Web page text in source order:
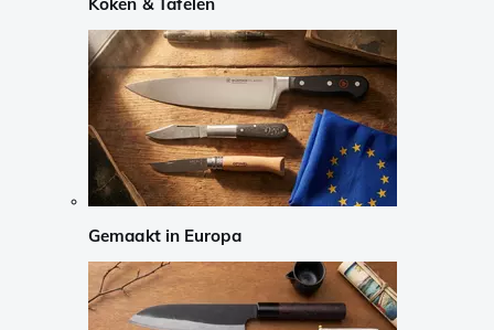
Gemaakt in Europa